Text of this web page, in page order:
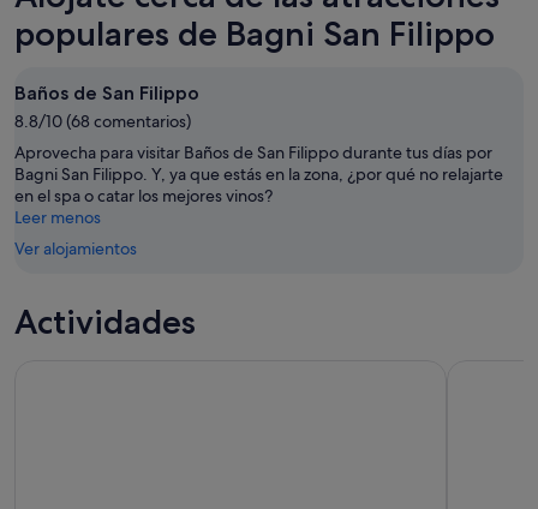
noche,
ago
-
8
ago
Filippo
para
por
la
noche,
8
ago
-
9
Bagni
San
para
este
fin
de
semana,
7
ago
ago
populares de Bagni San Filippo
Baños de San Filippo
8.8/10 (68 comentarios)
Aprovecha para visitar Baños de San Filippo durante tus días por
Bagni San Filippo. Y, ya que estás en la zona, ¿por qué no relajarte
en el spa o catar los mejores vinos?
Leer menos
Ver alojamientos
Actividades